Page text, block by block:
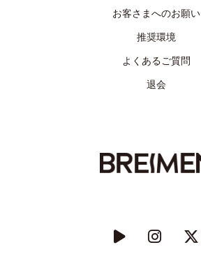
お客さまへのお願い
推奨環境
よくあるご質問
退会